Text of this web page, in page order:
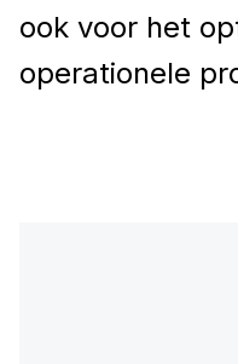
ook voor het
operationele